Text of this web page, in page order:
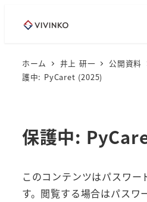
ホーム 井上 研一 公開資料
護中: PyCaret (2025)
保護中:
このコンテンツはパスワー
す。閲覧する場合はパスワ